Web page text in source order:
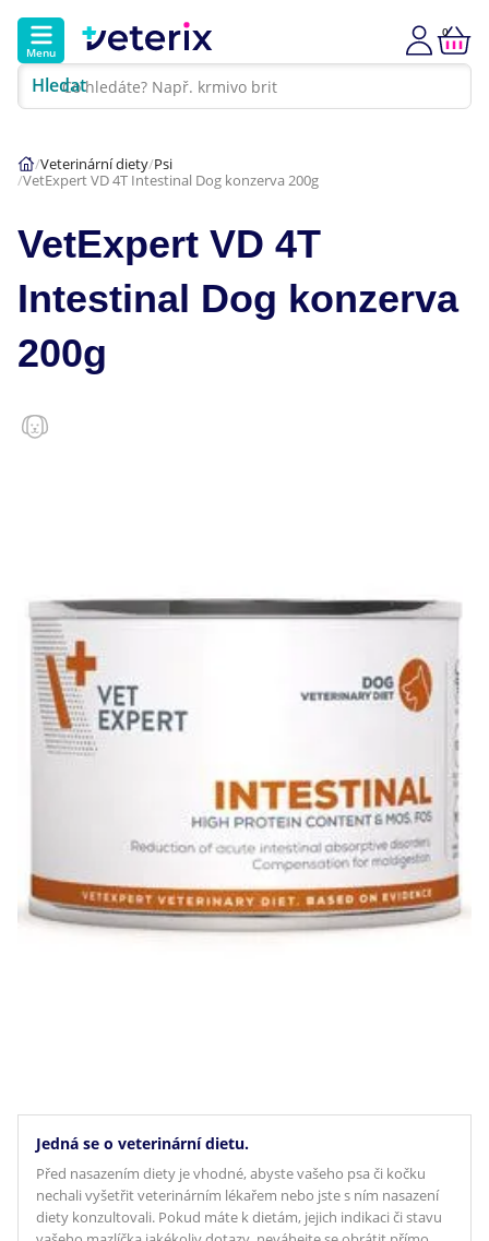
Menu
Hledat
0
Hlavní kategorie
Akce
Psi
Kočky
Veterinární diety
info@veterix.cz
E-shop Veterix
777 319 517 (Po–Pá, 8–15h)
Veterinární diety Psi
VetExpert VD 4T Intestinal Dog konzerva 200g
VetExpert VD 4T
Intestinal Dog konzerva
200g
Jedná se o veterinární dietu.
Před nasazením diety je vhodné, abyste vašeho psa či kočku
nechali vyšetřit veterinárním lékařem nebo jste s ním nasazení
diety konzultovali. Pokud máte k dietám, jejich indikaci či stavu